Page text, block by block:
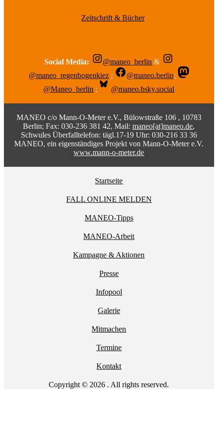
Zeitschrift & Bücher
Social Media: @maneo_berlin &
@maneo_regenbogenkiez ; @maneo.berlin;
@Maneo_berlin ; @maneo.bsky.social
MANEO c/o Mann-O-Meter e.V., Bülowstraße 106 , 10783
Berlin; Fax: 030-236 381 42, Mail:maneo[at]maneo.de,
Schwules Überfalltelefon: tägl.17-19 Uhr: 030-216 33 36
MANEO, ein eigenständiges Projekt von Mann-O-Meter e.V.
www.mann-o-meter.de
Startseite
FALL ONLINE MELDEN
MANEO-Tipps
MANEO-Arbeit
Kampagne & Aktionen
Presse
Infopool
Galerie
Mitmachen
Termine
Kontakt
Copyright © 2026 . All rights reserved.